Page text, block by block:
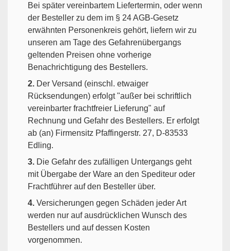
Bei später vereinbartem Liefertermin, oder wenn
der Besteller zu dem im § 24 AGB-Gesetz
erwähnten Personenkreis gehört, liefern wir zu
unseren am Tage des Gefahrenübergangs
geltenden Preisen ohne vorherige
Benachrichtigung des Bestellers.
2. Der Versand (einschl. etwaiger
Rücksendungen) erfolgt "außer bei schriftlich
vereinbarter frachtfreier Lieferung" auf
Rechnung und Gefahr des Bestellers. Er erfolgt
ab (an) Firmensitz Pfaffingerstr. 27, D-83533
Edling.
3. Die Gefahr des zufälligen Untergangs geht
mit Übergabe der Ware an den Spediteur oder
Frachtführer auf den Besteller über.
4. Versicherungen gegen Schäden jeder Art
werden nur auf ausdrücklichen Wunsch des
Bestellers und auf dessen Kosten
vorgenommen.